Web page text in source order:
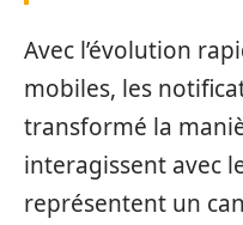
Avec l’évolution
mobiles, les
transformé la
interagissent avec
représentent un